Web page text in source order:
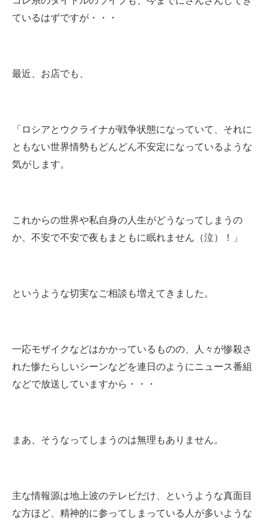
ているはずですが・・・
最近、お店でも、
「ロシアとウクライナが戦争状態になっていて、それに
ともない世界情勢もどんどん不安定になっているような
気がします。
これからの世界や私自身の人生がどうなってしまうの
か、不安で不安で夜もまともに眠れません（泣）！」
というような切実なご相談も増えてきました。
一応モザイクなどはかかっているものの、人々が惨殺さ
れた惨たらしいシーンなどを連日のようにニュース番組
などで放送していますから・・・
まあ、そうなってしまうのは無理もありません。
主な情報源は地上波のテレビだけ、というような真面目
な方ほど、精神的に参ってしまっている人が多いような